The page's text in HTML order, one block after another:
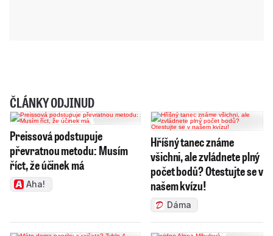
ČLÁNKY ODJINUD
Preissová podstupuje
převratnou metodu: Musím
říct, že účinek má
Aha!
Hříšný tanec známe
všichni, ale zvládnete plný
počet bodů? Otestujte se v
našem kvízu!
Dáma